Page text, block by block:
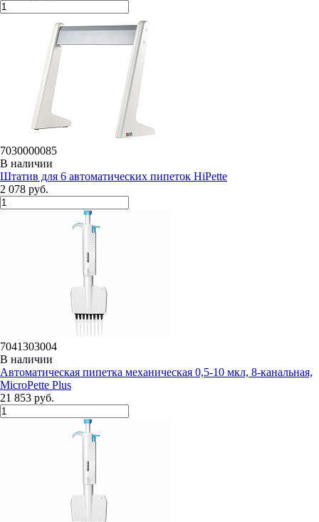
7030000085
В наличии
Штатив для 6 автоматических пипеток HiPette
2 078 руб.
7041303004
В наличии
Автоматическая пипетка механическая 0,5-10 мкл, 8-канальная,
MicroPette Plus
21 853 руб.